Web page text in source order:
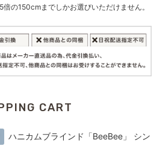
の150cmまでしかお選びいただけません。
CART
ハニカムブラインド「BeeBee」 シン